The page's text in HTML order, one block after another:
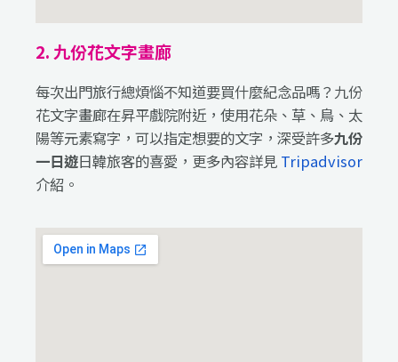
2. 九份花文字畫廊
每次出門旅行總煩惱不知道要買什麼紀念品嗎？九份
花文字畫廊在昇平戲院附近，使用花朵、草、鳥、太
陽等元素寫字，可以指定想要的文字，深受許多九份
一日遊日韓旅客的喜愛，更多內容詳見 Tripadvisor
介紹。